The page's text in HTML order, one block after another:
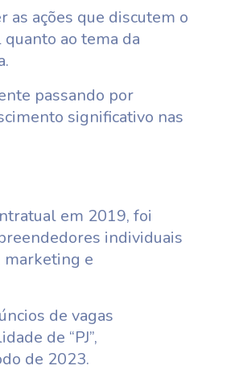
as ações que discutem o
ao tema da
passando por
significativo nas
em 2019, foi
individuais
marketing e
de vagas
de “PJ”,
de 2023.